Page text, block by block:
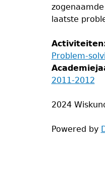
laatste
Problem-
2011-2012
2024
Powered by